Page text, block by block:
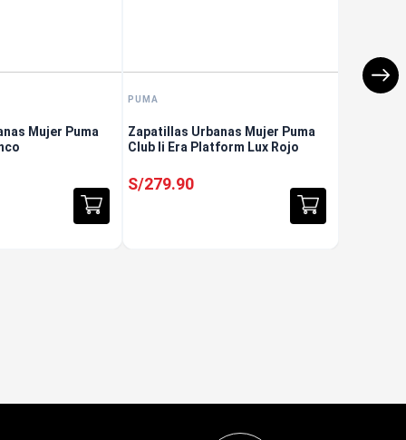
Mujer Puma
PUMA
Zapatillas Urbanas Mujer Puma
Club Ii Era Platform Lux Rojo
S/279.90